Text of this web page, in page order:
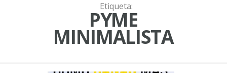
Etiqueta:
PYME
MINIMALISTA